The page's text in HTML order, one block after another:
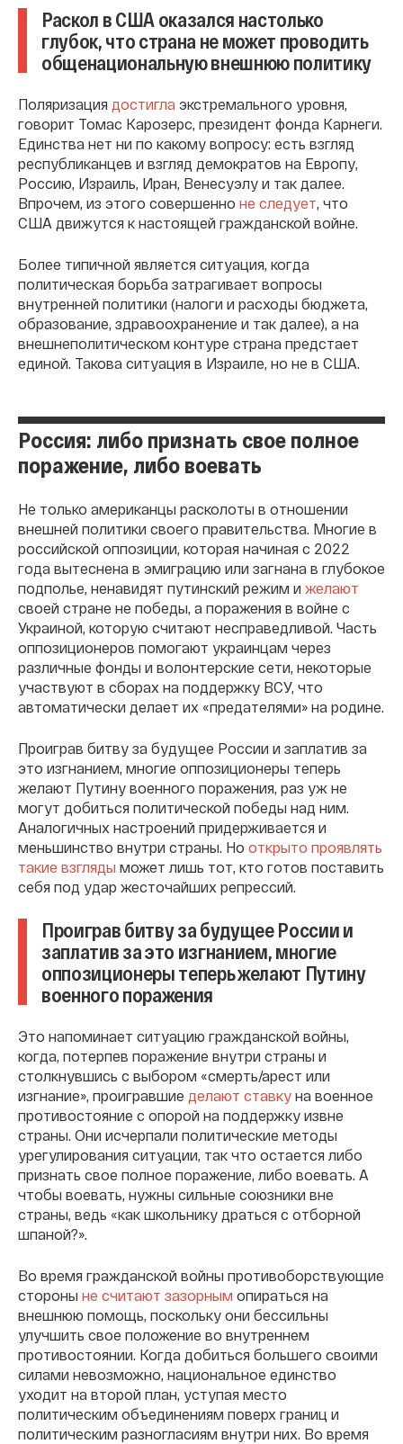
Раскол в США оказался настолько
глубок, что страна не может проводить
общенациональную внешнюю политику
Поляризация достигла экстремального уровня,
говорит Томас Карозерс, президент фонда Карнеги.
Единства нет ни по какому вопросу: есть взгляд
республиканцев и взгляд демократов на Европу,
Россию, Израиль, Иран, Венесуэлу и так далее.
Впрочем, из этого совершенно не следует, что
США движутся к настоящей гражданской войне.
Более типичной является ситуация, когда
политическая борьба затрагивает вопросы
внутренней политики (налоги и расходы бюджета,
образование, здравоохранение и так далее), а на
внешнеполитическом контуре страна предстает
единой. Такова ситуация в Израиле, но не в США.
Россия: либо признать свое полное
поражение, либо воевать
Не только американцы расколоты в отношении
внешней политики своего правительства. Многие в
российской оппозиции, которая начиная с 2022
года вытеснена в эмиграцию или загнана в глубокое
подполье, ненавидят путинский режим и желают
своей стране не победы, а поражения в войне с
Украиной, которую считают несправедливой. Часть
оппозиционеров помогают украинцам через
различные фонды и волонтерские сети, некоторые
участвуют в сборах на поддержку ВСУ, что
автоматически делает их «предателями» на родине.
Проиграв битву за будущее России и заплатив за
это изгнанием, многие оппозиционеры теперь
желают Путину военного поражения, раз уж не
могут добиться политической победы над ним.
Аналогичных настроений придерживается и
меньшинство внутри страны. Но открыто проявлять
такие взгляды может лишь тот, кто готов поставить
себя под удар жесточайших репрессий.
Проиграв битву за будущее России и
заплатив за это изгнанием, многие
оппозиционеры теперь желают Путину
военного поражения
Это напоминает ситуацию гражданской войны,
когда, потерпев поражение внутри страны и
столкнувшись с выбором «смерть/арест или
изгнание», проигравшие делают ставку на военное
противостояние с опорой на поддержку извне
страны. Они исчерпали политические методы
урегулирования ситуации, так что остается либо
признать свое полное поражение, либо воевать. А
чтобы воевать, нужны сильные союзники вне
страны, ведь «как школьнику драться с отборной
шпаной?».
Во время гражданской войны противоборствующие
стороны не считают зазорным опираться на
внешнюю помощь, поскольку они бессильны
улучшить свое положение во внутреннем
противостоянии. Когда добиться большего своими
силами невозможно, национальное единство
уходит на второй план, уступая место
политическим объединениям поверх границ и
политическим разногласиям внутри них. Во время